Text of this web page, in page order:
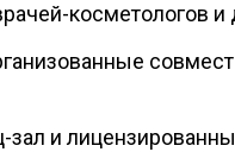
косметологов
и